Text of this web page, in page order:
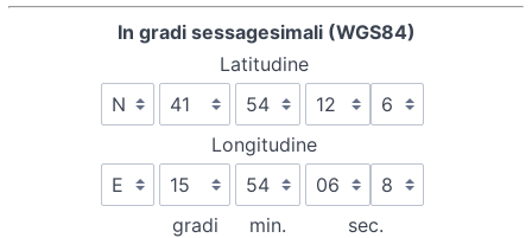
In gradi sessagesimali (WGS84)
Latitudine
Longitudine
gradi min. sec.